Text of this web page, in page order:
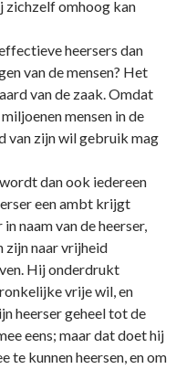
zichzelf omhoog kan
heersers dan
van de mensen? Het
van de zaak. Omdat
mensen in de
van zijn wil gebruik mag
dan ook iedereen
een ambt krijgt
naam van de heerser,
zijn naar vrijheid
Hij onderdrukt
vrije wil, en
heerser geheel tot de
eens; maar dat doet hij
te kunnen heersen, en om